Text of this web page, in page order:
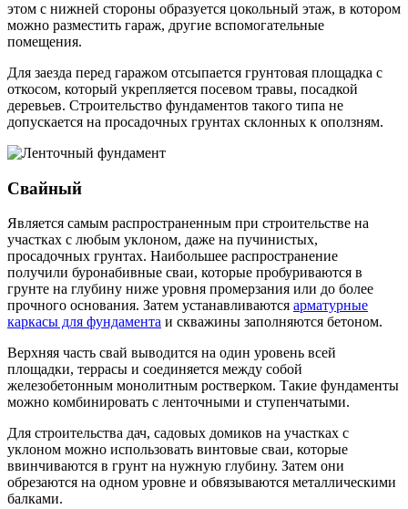
этом с нижней стороны образуется цокольный этаж, в котором
можно разместить гараж, другие вспомогательные
помещения.
Для заезда перед гаражом отсыпается грунтовая площадка с
откосом, который укрепляется посевом травы, посадкой
деревьев. Строительство фундаментов такого типа не
допускается на просадочных грунтах склонных к оползням.
Свайный
Является самым распространенным при строительстве на
участках с любым уклоном, даже на пучинистых,
просадочных грунтах. Наибольшее распространение
получили буронабивные сваи, которые пробуриваются в
грунте на глубину ниже уровня промерзания или до более
прочного основания. Затем устанавливаются арматурные
каркасы для фундамента и скважины заполняются бетоном.
Верхняя часть свай выводится на один уровень всей
площадки, террасы и соединяется между собой
железобетонным монолитным ростверком. Такие фундаменты
можно комбинировать с ленточными и ступенчатыми.
Для строительства дач, садовых домиков на участках с
уклоном можно использовать винтовые сваи, которые
ввинчиваются в грунт на нужную глубину. Затем они
обрезаются на одном уровне и обвязываются металлическими
балками.